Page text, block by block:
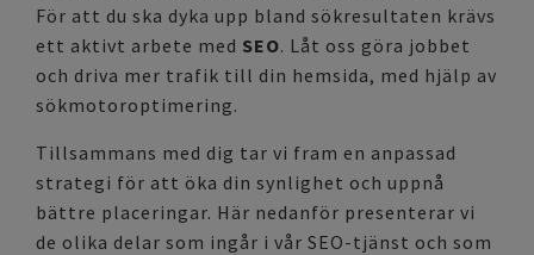
För att du ska dyka upp bland sökresultaten krävs
ett aktivt arbete med SEO. Låt oss göra jobbet
och driva mer trafik till din hemsida, med hjälp av
sökmotoroptimering.
Tillsammans med dig tar vi fram en anpassad
strategi för att öka din synlighet och uppnå
bättre placeringar. Här nedanför presenterar vi
de olika delar som ingår i vår SEO-tjänst och som